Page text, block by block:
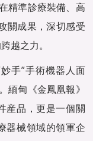
精準診療裝備、高
關成果，深切感受
越之力。
手”手術機器人面
緬甸《金鳳凰報》
産品，更是一個關
器械領域的領軍企